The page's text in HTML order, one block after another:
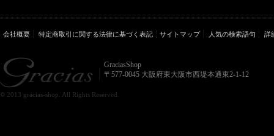
会社概要 特定商取引に関する法律に基づく表記 サイトマップ 人気の検索語句 詳
GraciasShop
〒577-0045 大阪府東大阪市西堤本通東2-1-12
© 2013 gracias-shop. All Rights Reserved.